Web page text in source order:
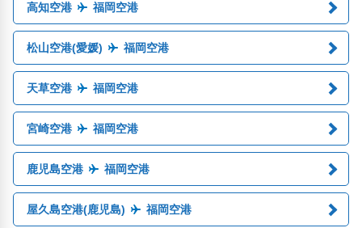
高知空港 福岡空港
松山空港(愛媛) 福岡空港
天草空港 福岡空港
宮崎空港 福岡空港
鹿児島空港 福岡空港
屋久島空港(鹿児島) 福岡空港